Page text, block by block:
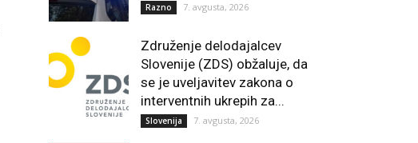
Razno 7. avgusta, 2026
Združenje delodajalcev
Slovenije (ZDS) obžaluje, da
se je uveljavitev zakona o
interventnih ukrepih za...
Slovenija 7. avgusta, 2026